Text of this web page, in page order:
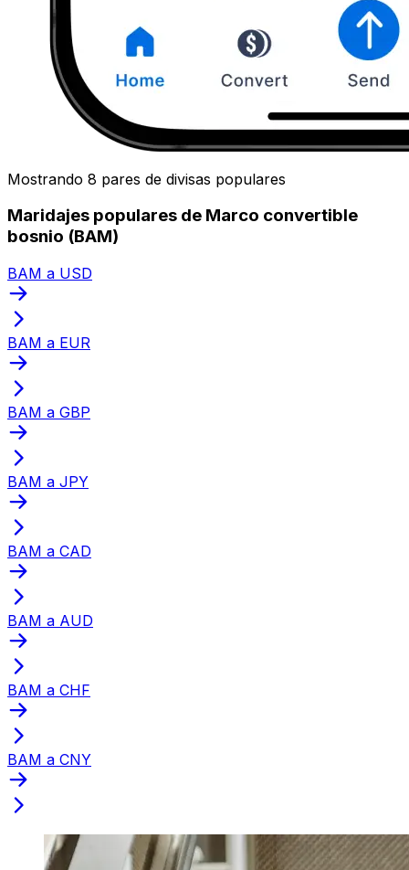
Mostrando 8 pares de divisas populares
Maridajes populares de Marco convertible
bosnio (BAM)
BAM a USD
BAM a EUR
BAM a GBP
BAM a JPY
BAM a CAD
BAM a AUD
BAM a CHF
BAM a CNY